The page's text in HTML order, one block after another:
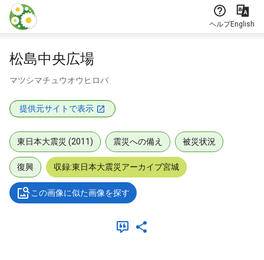
本文に飛ぶ
ヘルプEnglish
松島中央広場
マツシマチュウオウヒロバ
提供元サイトで表示
東日本大震災 (2011) 震災への備え 被災状況
復興 収録:東日本大震災アーカイブ宮城
この画像に似た画像を探す